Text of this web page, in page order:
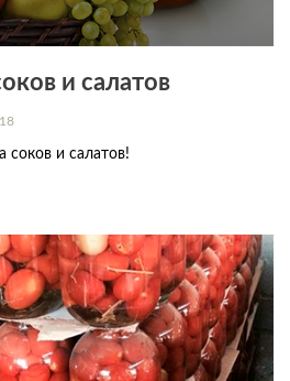
и салатов
соков и салатов!